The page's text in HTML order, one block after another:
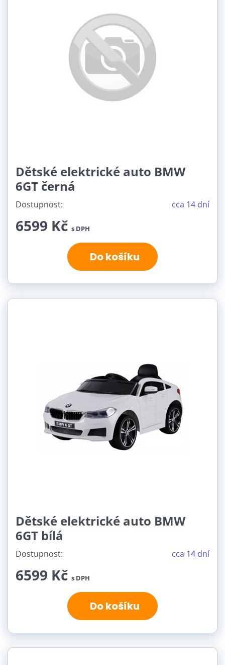
Dětské elektrické auto BMW
6GT černá
Dostupnost: cca 14 dní
6599 Kč s DPH
Do košíku
Dětské elektrické auto BMW
6GT bílá
Dostupnost: cca 14 dní
6599 Kč s DPH
Do košíku